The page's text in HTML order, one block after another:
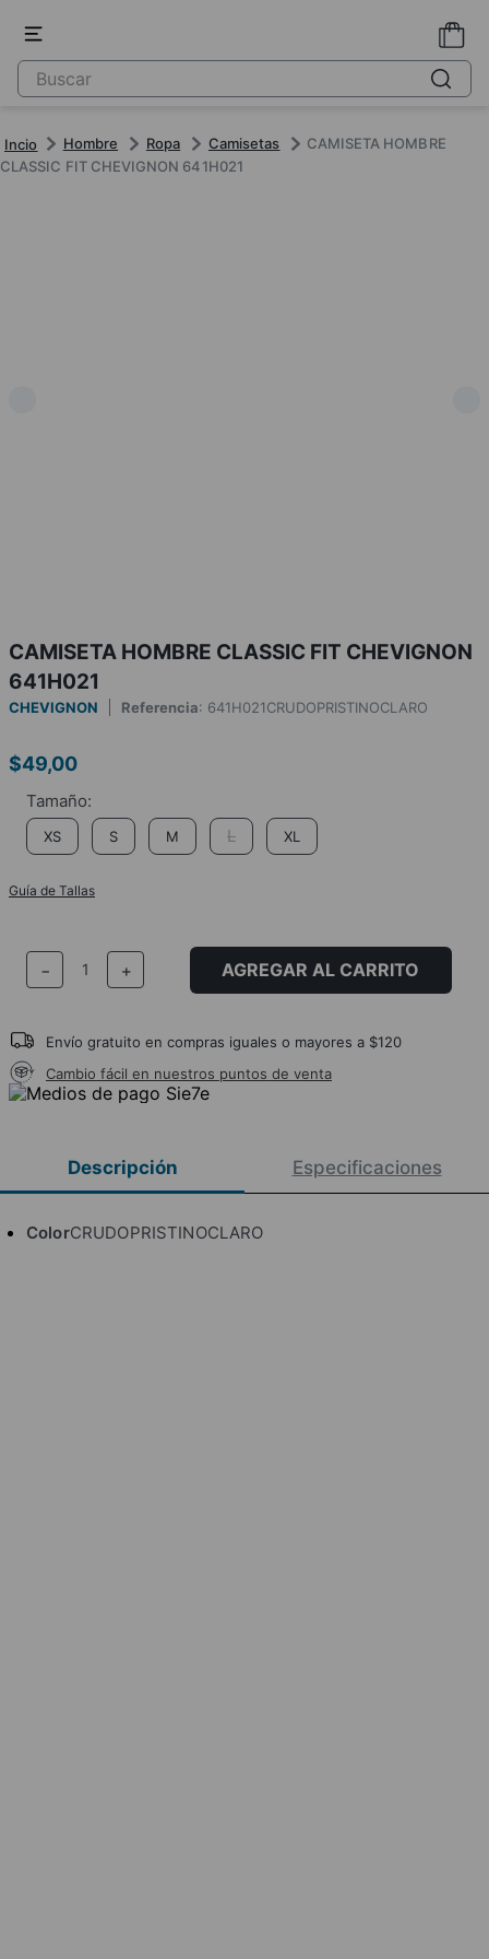
Hombre Ropa Camisetas
CAMISETA HOMBRE
CLASSIC FIT CHEVIGNON 641H021
CAMISETA HOMBRE CLASSIC FIT CHEVIGNON
641H021
CHEVIGNON Referencia: 641H021CRUDOPRISTINOCLARO
$49,00
XS S M L XL
Guía de Tallas
＋
－ AGREGAR AL CARRITO
Envío gratuito en compras iguales o mayores a $120
Cambio fácil en nuestros puntos de venta
Descripción Especificaciones
ColorCRUDOPRISTINOCLARO